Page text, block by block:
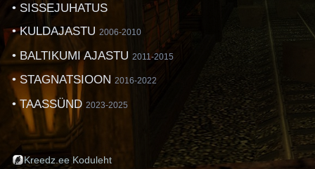
• SISSEJUHATUS
• KULDAJASTU2006-2010
• BALTIKUMI AJASTU 2011-2015
• STAGNATSIOON2016-2022
• TAASSÜND2023-2025
Kreedz.ee Koduleht